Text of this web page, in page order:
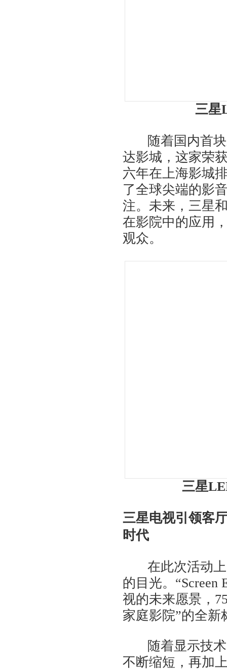
三星
随着国内首块
达影城，这家荣
六年在上海影城
了全球尖端的影
注。未来，三星
在影院中的应用
观众。
三星
三星电视引领客
时代
在此次活动上
的目光。“Screen
视的未来愿景，
家庭影院”的全新
随着显示技术
不断缩短，再加